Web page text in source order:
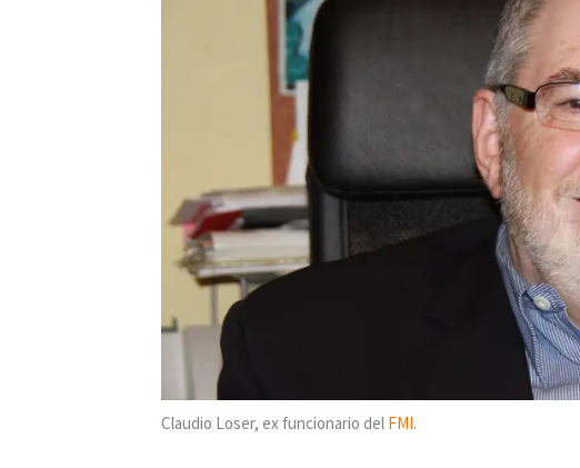
Claudio Loser, ex funcionario del FMI.